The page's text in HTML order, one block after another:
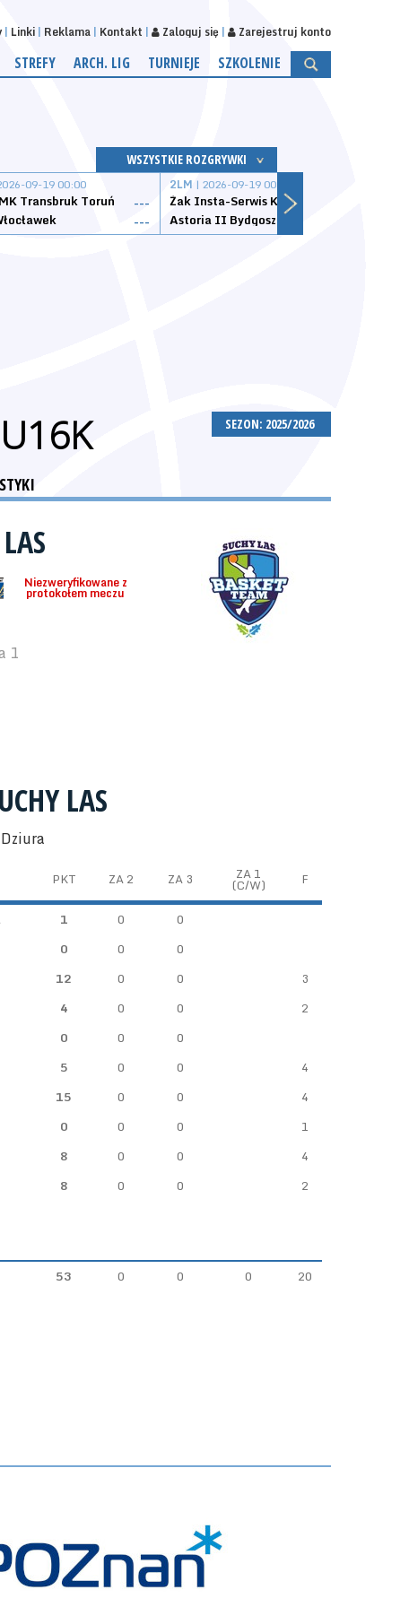
Linki Reklama Kontakt Zaloguj się Zarejestruj konto
STREFY ARCH. LIG TURNIEJE SZKOLENIE
WSZYSTKIE ROZGRYWKI
09-19 00:00
Transbruk Toruń
---
---
2LM | 2026-09-19 00:00
Żak Insta-Serwis Koszalin
Astoria II Bydgoszcz
SEZON: 2025/2026
Niezweryfikowane z
protokołem meczu
1
LAS
PKT ZA 2 ZA 3 ZA 1
(C/W) F
1 0
0
0 0
0
12 0 0
3
4 0 0
2
0 0
0
5 0 0
4
15 0 0
4
0 0 0
1
8 0 0
4
8 0 0 2
53 0 0 0 20